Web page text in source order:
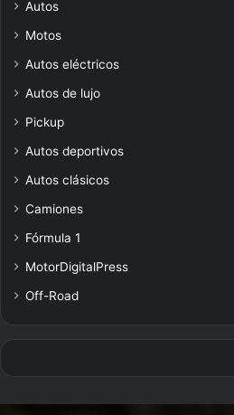
Autos
Motos
Autos eléctricos
Autos de lujo
Pickup
Autos deportivos
Autos clásicos
Camiones
Fórmula 1
MotorDigitalPress
Off-Road